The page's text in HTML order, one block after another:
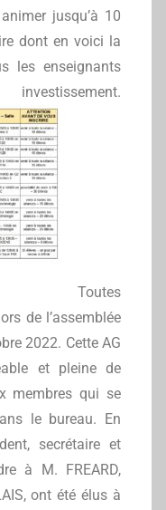
jusqu’à 10
dont en voici la
les enseignants
Toutes
de l’assemblée
2022. Cette AG
et pleine de
membres qui se
le bureau. En
secrétaire et
à M. FREARD,
ont été élus à